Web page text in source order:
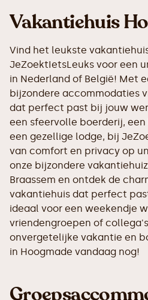
Vakantiehuis
Vind het leukste
JeZoektIetsLeuks voor een
in Nederland of België! Met
bijzondere accommodaties
dat perfect past bij jouw
een sfeervolle boerderij,
een gezellige lodge, bij
van comfort en privacy op
onze bijzondere
Braassem en ontdek de
vakantiehuis dat perfect
ideaal voor een weekendje
vriendengroepen of
onvergetelijke vakantie en
in Hoogmade vandaag nog!